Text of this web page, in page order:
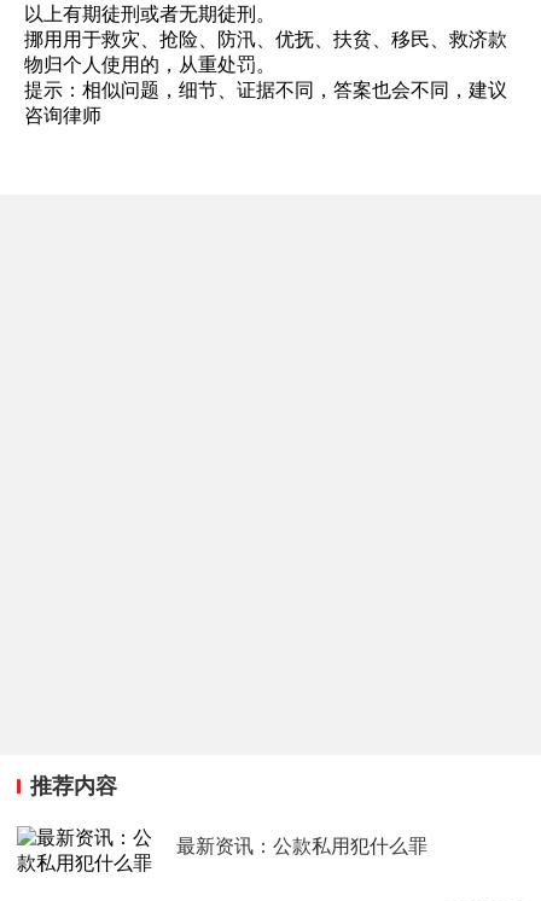
以上有期徒刑或者无期徒刑。
挪用用于救灾、抢险、防汛、优抚、扶贫、移民、救济款
物归个人使用的，从重处罚。
提示：相似问题，细节、证据不同，答案也会不同，建议
咨询律师
推荐内容
最新资讯：公款私用犯什么罪